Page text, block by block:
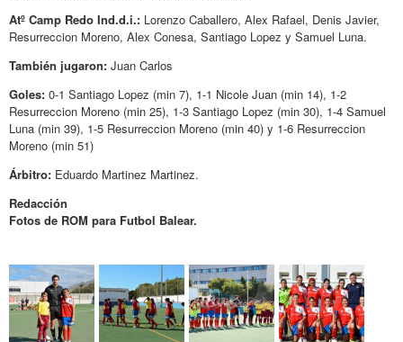
Atº Camp Redo Ind.d.i.: Lorenzo Caballero, Alex Rafael, Denis Javier,
Resurreccion Moreno, Alex Conesa, Santiago Lopez y Samuel Luna.
También jugaron: Juan Carlos
Goles: 0-1 Santiago Lopez (min 7), 1-1 Nicole Juan (min 14), 1-2
Resurreccion Moreno (min 25), 1-3 Santiago Lopez (min 30), 1-4 Samuel
Luna (min 39), 1-5 Resurreccion Moreno (min 40) y 1-6 Resurreccion
Moreno (min 51)
Árbitro: Eduardo Martinez Martinez.
Redacción
Fotos de ROM para Futbol Balear.